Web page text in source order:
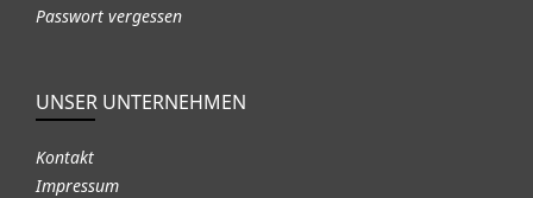
Passwort vergessen
UNSER UNTERNEHMEN
Kontakt
Impressum